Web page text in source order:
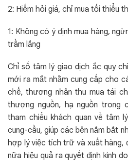
2: Hiếm hỏi giá, chỉ mua tối thiểu
1: Không có ý định mua hàng,
trầm lắng
Chỉ số tâm lý giao dịch ắc quy
mới ra mắt nhằm cung cấp cho
chế, thương nhân thu mua tái
thượng nguồn, hạ nguồn trong
tham chiếu khách quan về tâm
cung-cầu, giúp các bên nắm bắt
hợp lý việc tích trữ và xuất hàng,
nữa hiệu quả ra quyết định kinh